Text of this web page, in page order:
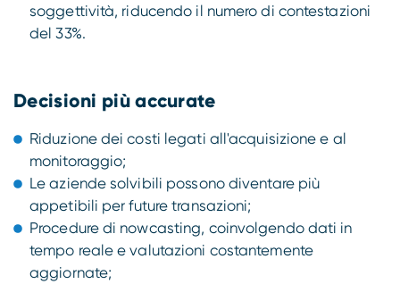
soggettività, riducendo il numero di contestazioni
del 33%.
Decisioni più accurate
Riduzione dei costi legati all'acquisizione e al
monitoraggio;
Le aziende solvibili possono diventare più
appetibili per future transazioni;
Procedure di nowcasting, coinvolgendo dati in
tempo reale e valutazioni costantemente
aggiornate;